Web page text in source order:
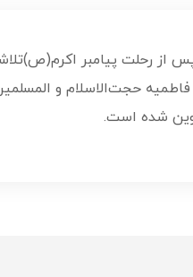
از رحلت پیامبر
حجت‌الاسلام و
شده است.